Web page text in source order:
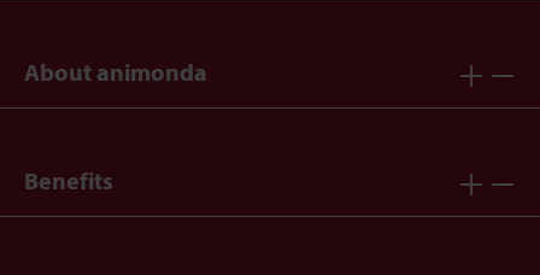
About animonda
Benefits